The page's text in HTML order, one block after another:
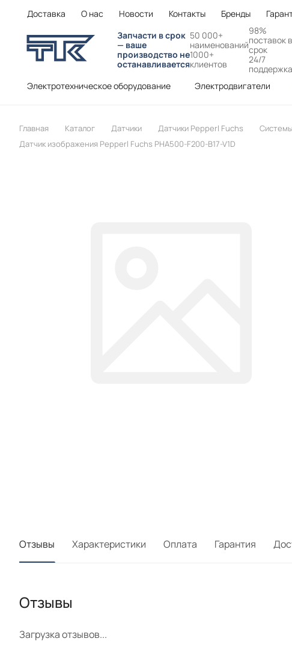
Доставка О нас Новости Контакты Бренды
Запчасти в срок
— ваше
производство не
останавливается
50 000+
наименований
1000+
клиентов
98%
поставок в
срок
24/7
поддержка
Электротехническое оборудование Электродвигатели
Главная Каталог Датчики Датчики Pepperl Fuchs
Датчик изображения Pepperl Fuchs PHA500-F200-B17-V1D
Отзывы Характеристики Оплата Гарантия
Отзывы
Загрузка отзывов...